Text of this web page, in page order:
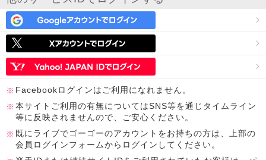
Facebookログインはご利用になれません。
本サイトご利用の有無についてはSNS等を通じタイムライン
等に反映されませんので、ご安心ください。
既にライブでゴーゴーのアカウントをお持ちの方は、上部の
会員ログインフォームからログインしてください。